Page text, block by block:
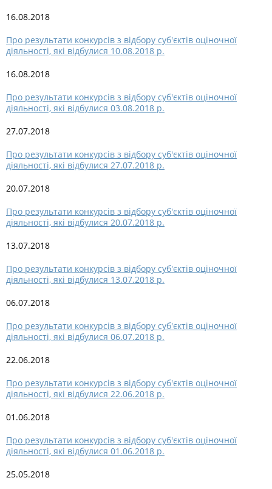
16.08.2018
Про результати конкурсів з відбору суб'єктів оціночної
діяльності, які відбулися 10.08.2018 р.
16.08.2018
Про результати конкурсів з відбору суб'єктів оціночної
діяльності, які відбулися 03.08.2018 р.
27.07.2018
Про результати конкурсів з відбору суб'єктів оціночної
діяльності, які відбулися 27.07.2018 р.
20.07.2018
Про результати конкурсів з відбору суб'єктів оціночної
діяльності, які відбулися 20.07.2018 р.
13.07.2018
Про результати конкурсів з відбору суб'єктів оціночної
діяльності, які відбулися 13.07.2018 р.
06.07.2018
Про результати конкурсів з відбору суб'єктів оціночної
діяльності, які відбулися 06.07.2018 р.
22.06.2018
Про результати конкурсів з відбору суб'єктів оціночної
діяльності, які відбулися 22.06.2018 р.
01.06.2018
Про результати конкурсів з відбору суб'єктів оціночної
діяльності, які відбулися 01.06.2018 р.
25.05.2018